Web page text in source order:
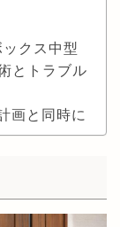
クス中型
とトラブル
画と同時に